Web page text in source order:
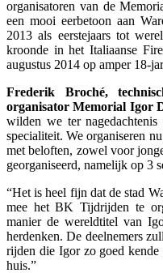
organisatoren van de
een mooi eerbetoon aan
2013 als eerstejaars tot
kroonde in het Italiaanse
augustus 2014 op amper 18-
Frederik Broché,
organisator Memorial Igor
wilden we ter
specialiteit. We organiseren
met beloften, zowel voor
georganiseerd, namelijk op 3
“Het is heel fijn dat de stad
mee het BK Tijdrijden te
manier de wereldtitel van
herdenken. De deelnemers
rijden die Igor zo goed
huis.”